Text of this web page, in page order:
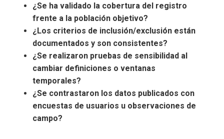
¿Se ha validado la cobertura del registro
frente a la población objetivo?
¿Los criterios de inclusión/exclusión están
documentados y son consistentes?
¿Se realizaron pruebas de sensibilidad al
cambiar definiciones o ventanas
temporales?
¿Se contrastaron los datos publicados con
encuestas de usuarios u observaciones de
campo?